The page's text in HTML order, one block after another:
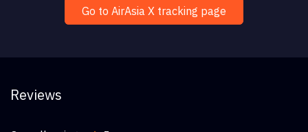
Go to AirAsia X tracking page
Reviews